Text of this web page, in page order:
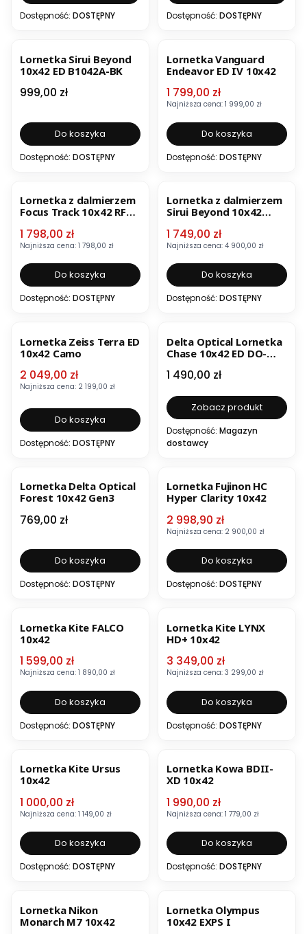
Dostępność: DOSTĘPNY Dostępność: DOSTĘPNY
Lornetka Sirui Beyond
10x42 ED B1042A-BK
Cena
999,00 zł
Do koszyka
Dostępność: DOSTĘPNY
Lornetka Vanguard
Endeavor ED IV 10x42
Cena promocyjna
1 799,00 zł
Najniższa cena: 1 999,00 zł
Do koszyka
Dostępność: DOSTĘPNY
Lornetka z dalmierzem
Focus Track 10x42 RF
Cena promocyjna
1 798,00 zł
Najniższa cena: 1 798,00 zł
Do koszyka
Dostępność: DOSTĘPNY
Lornetka z dalmierzem
Sirui Beyond 10x42
Cena promocyjna
1 749,00 zł
Najniższa cena: 4 900,00 zł
Do koszyka
Dostępność: DOSTĘPNY
Lornetka Zeiss Terra ED
10x42 Camo
Cena promocyjna
2 049,00 zł
Najniższa cena: 2 199,00 zł
Do koszyka
Dostępność: DOSTĘPNY
Delta Optical Lornetka
Chase 10x42 ED DO-
Cena
1 490,00 zł
Zobacz produkt
Dostępność: Magazyn
dostawcy
Lornetka Delta Optical
Forest 10x42 Gen3
Cena
769,00 zł
Do koszyka
Dostępność: DOSTĘPNY
Lornetka Fujinon HC
Hyper Clarity 10x42
Cena promocyjna
2 998,90 zł
Najniższa cena: 2 900,00 zł
Do koszyka
Dostępność: DOSTĘPNY
Lornetka Kite FALCO
10x42
Cena promocyjna
1 599,00 zł
Najniższa cena: 1 890,00 zł
Do koszyka
Dostępność: DOSTĘPNY
Lornetka Kite LYNX
HD+ 10x42
Cena promocyjna
3 349,00 zł
Najniższa cena: 3 299,00 zł
Do koszyka
Dostępność: DOSTĘPNY
Lornetka Kite Ursus
10x42
Cena promocyjna
1 000,00 zł
Najniższa cena: 1 149,00 zł
Do koszyka
Dostępność: DOSTĘPNY
Lornetka Kowa BDII-
XD 10x42
Cena promocyjna
1 990,00 zł
Najniższa cena: 1 779,00 zł
Do koszyka
Dostępność: DOSTĘPNY
Lornetka Nikon
Monarch M7 10x42
Lornetka Olympus
10x42 EXPS I